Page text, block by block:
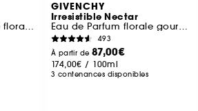
Eau de Parfum intense florale boisée ambrée pour femme
GIVENCHY
Irresistible Nectar
Eau de Parfum florale gourmande pour femme
493
À partir de 87,00€
174,00€ / 100ml
3 contenances disponibles